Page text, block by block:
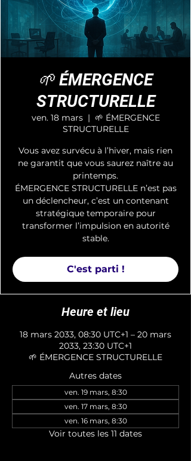
🌱 ÉMERGENCE
STRUCTURELLE
ven. 18 mars
  |
🌱 ÉMERGENCE
STRUCTURELLE
Vous avez survécu à l’hiver, mais rien
ne garantit que vous saurez naître au
printemps.
ÉMERGENCE STRUCTURELLE n’est pas
un déclencheur, c’est un contenant
stratégique temporaire pour
transformer l’impulsion en autorité
stable.
C'est parti !
Heure et lieu
18 mars 2033, 08:30 UTC+1 – 20 mars
2033, 23:30 UTC+1
🌱 ÉMERGENCE STRUCTURELLE
Autres dates
ven. 19 mars, 8:30
ven. 17 mars, 8:30
ven. 16 mars, 8:30
Voir toutes les 11 dates